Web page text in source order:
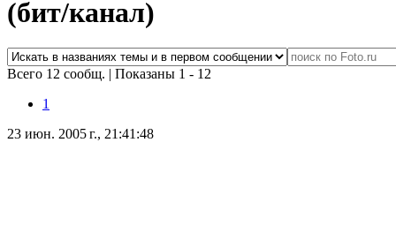
(бит/канал)
Всего 12 сообщ. | Показаны 1 - 12
1
23 июн. 2005 г., 21:41:48